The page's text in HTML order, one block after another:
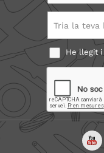
Tria la teva
He llegit